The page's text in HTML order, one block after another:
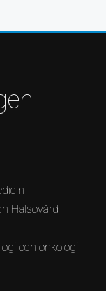
Hälsovård
och onkologi